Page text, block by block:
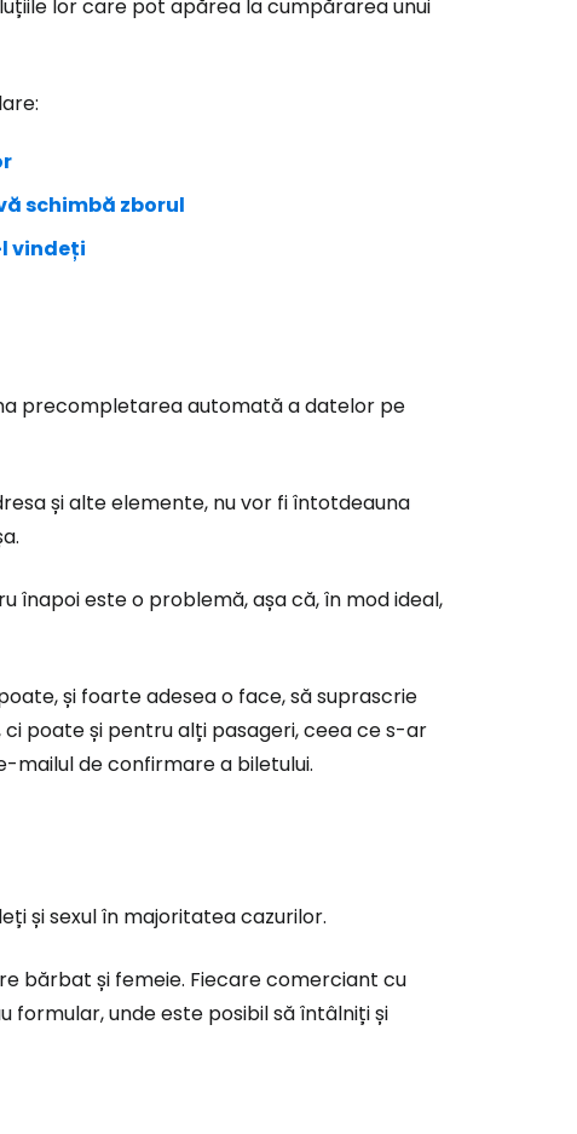
lor care pot apărea la cumpărarea unui
schimbă zborul
vindeți
precompletarea automată a datelor pe
și alte elemente, nu vor fi întotdeauna
înapoi este o problemă, așa că, în mod ideal,
și foarte adesea o face, să suprascrie
poate și pentru alți pasageri, ceea ce s-ar
mailul de confirmare a biletului.
și sexul în majoritatea cazurilor.
bărbat și femeie. Fiecare comerciant cu
formular, unde este posibil să întâlniți și